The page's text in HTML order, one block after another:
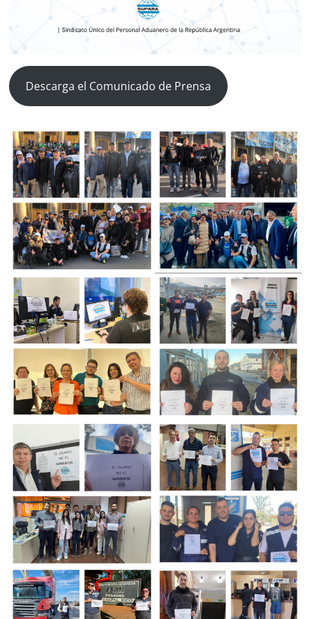
Descarga el Comunicado de Prensa